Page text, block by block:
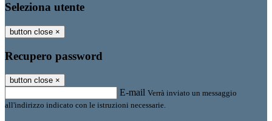
Seleziona utente
button close ×
Recupero password
button close ×
E-mail Verrà inviato un messaggio
all'indirizzo indicato con le istruzioni necessarie.